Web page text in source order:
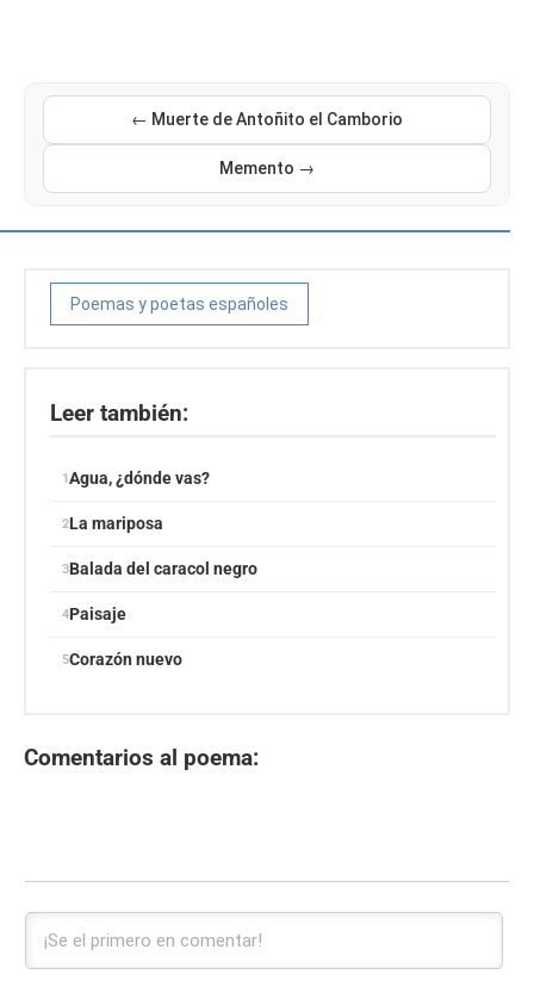
← Muerte de Antoñito el Camborio
Memento →
Poemas y poetas españoles
Leer también:
Agua, ¿dónde vas?
La mariposa
Balada del caracol negro
Paisaje
Corazón nuevo
Comentarios al poema: